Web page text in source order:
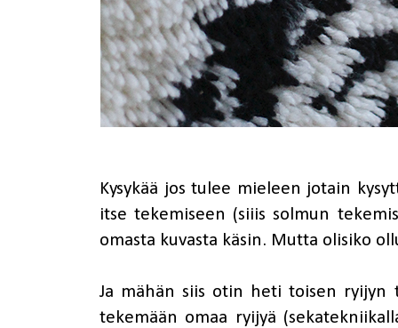
Kysykää jos tulee mieleen jotain
itse tekemiseen (siiis solmun
omasta kuvasta käsin. Mutta olisiko
Ja mähän siis otin heti toisen ryijyn
tekemään omaa ryijyä